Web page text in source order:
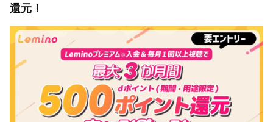
還元！